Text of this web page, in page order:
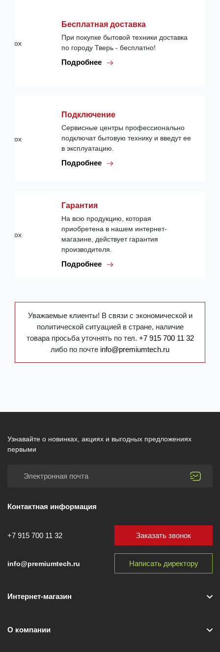
Бесплатная доставка
При покупке бытовой техники доставка
по городу Тверь - бесплатно!
Подробнее
Подключение
Сервисные центры профессионально
подключат бытовую технику и введут ее
в эксплуатацию.
Подробнее
Гарантия
На всю продукцию, которая
приобретена в нашем интернет-
магазине, действует гарантия
производителя.
Подробнее
Уважаемые клиенты! В связи с экономической и
политической ситуацией в стране, наличие
товара просьба уточнять по тел. +7 915 700 11 32
либо по почте info@premiumtech.ru
Узнавайте о новинках, акциях и выгодных предложениях
первыми
Контактная информация
+7 915 700 11 32
info@premiumtech.ru
Заказать звонок
Написать директору
Интернет-магазин
О компании